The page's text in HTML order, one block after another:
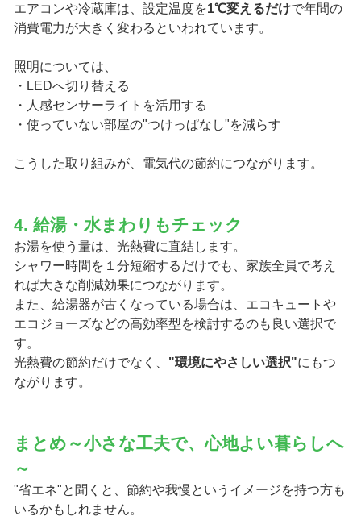
エアコンや冷蔵庫は、設定温度を1℃変えるだけで年間の
消費電力が大きく変わるといわれています。
照明については、
・LEDへ切り替える
・人感センサーライトを活用する
・使っていない部屋の"つけっぱなし"を減らす
こうした取り組みが、電気代の節約につながります。
4. 給湯・水まわりもチェック
お湯を使う量は、光熱費に直結します。
シャワー時間を１分短縮するだけでも、家族全員で考え
れば大きな削減効果につながります。
また、給湯器が古くなっている場合は、エコキュートや
エコジョーズなどの高効率型を検討するのも良い選択で
す。
光熱費の節約だけでなく、 "環境にやさしい選択"にもつ
ながります。
まとめ～小さな工夫で、心地よい暮らしへ
～
"省エネ"と聞くと、節約や我慢というイメージを持つ方も
いるかもしれません。